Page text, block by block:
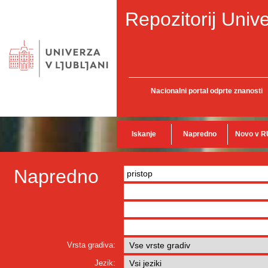
Repozitorij
Nacionalni portal odprte znanosti
Iskanje Napredno Novo v
Napredno
Vrsta gradiva:
Jezik: